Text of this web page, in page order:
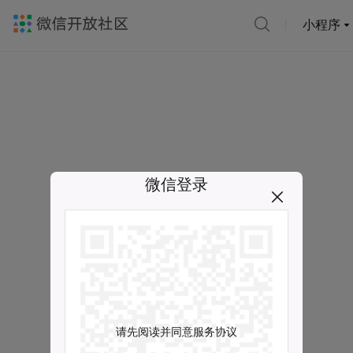
小程序
微信登录
请先阅读并同意服务协议